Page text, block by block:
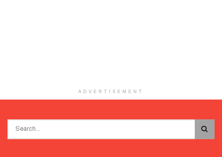
ADVERTISEMENT